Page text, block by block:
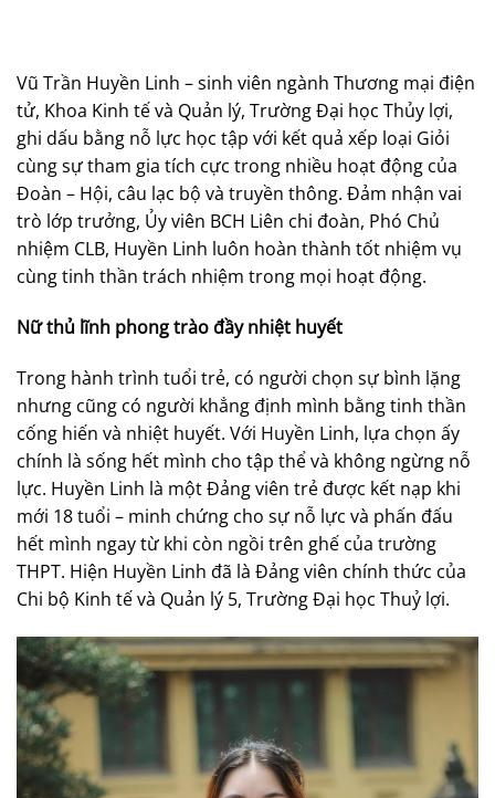
Vũ Trần Huyền Linh – sinh viên ngành Thương mại điện
tử, Khoa Kinh tế và Quản lý, Trường Đại học Thủy lợi,
ghi dấu bằng nỗ lực học tập với kết quả xếp loại Giỏi
cùng sự tham gia tích cực trong nhiều hoạt động của
Đoàn – Hội, câu lạc bộ và truyền thông. Đảm nhận vai
trò lớp trưởng, Ủy viên BCH Liên chi đoàn, Phó Chủ
nhiệm CLB, Huyền Linh luôn hoàn thành tốt nhiệm vụ
cùng tinh thần trách nhiệm trong mọi hoạt động.
Nữ thủ lĩnh phong trào đầy nhiệt huyết
Trong hành trình tuổi trẻ, có người chọn sự bình lặng
nhưng cũng có người khẳng định mình bằng tinh thần
cống hiến và nhiệt huyết. Với Huyền Linh, lựa chọn ấy
chính là sống hết mình cho tập thể và không ngừng nỗ
lực. Huyền Linh là một Đảng viên trẻ được kết nạp khi
mới 18 tuổi – minh chứng cho sự nỗ lực và phấn đấu
hết mình ngay từ khi còn ngồi trên ghế của trường
THPT. Hiện Huyền Linh đã là Đảng viên chính thức của
Chi bộ Kinh tế và Quản lý 5, Trường Đại học Thuỷ lợi.